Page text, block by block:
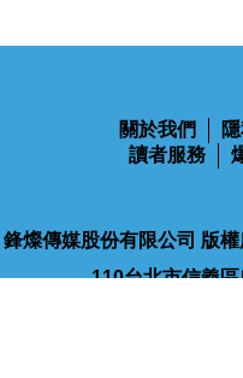
關於我們
讀者服務
鋒燦傳媒股份有限公司 版
110台北市信義